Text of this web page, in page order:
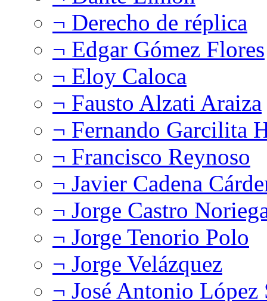
¬ Derecho de réplica
¬ Edgar Gómez Flores
¬ Eloy Caloca
¬ Fausto Alzati Araiza
¬ Fernando Garcilita
¬ Francisco Reynoso
¬ Javier Cadena
¬ Jorge Castro
¬ Jorge Tenorio Polo
¬ Jorge Velázquez
¬ José Antonio López